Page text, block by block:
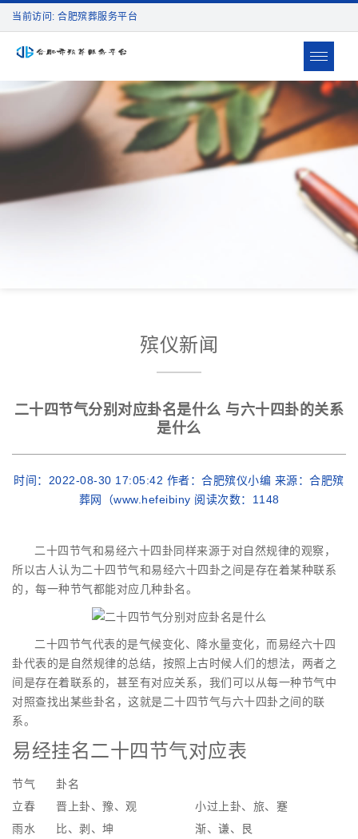
当前访问: 合肥殡葬服务平台
Toggle
殡仪新闻
二十四节气分别对应卦名是什么 与六十四卦的关系
是什么
时间：2022-08-30 17:05:42 作者：合肥殡仪小编 来源：合肥殡
葬网（www.hefeibiny 阅读次数： 1148
二十四节气和易经六十四卦同样来源于对自然规律的观察，
所以古人认为二十四节气和易经六十四卦之间是存在着某种联系
的，每一种节气都能对应几种卦名。
二十四节气代表的是气候变化、降水量变化，而易经六十四
卦代表的是自然规律的总结，按照上古时候人们的想法，两者之
间是存在着联系的，甚至有对应关系，我们可以从每一种节气中
对照查找出某些卦名，这就是二十四节气与六十四卦之间的联
系。
易经挂名二十四节气对应表
节气
卦名
立春
晋上卦、豫、观
小过上卦、旅、蹇
雨水
比、剥、坤
渐、谦、艮